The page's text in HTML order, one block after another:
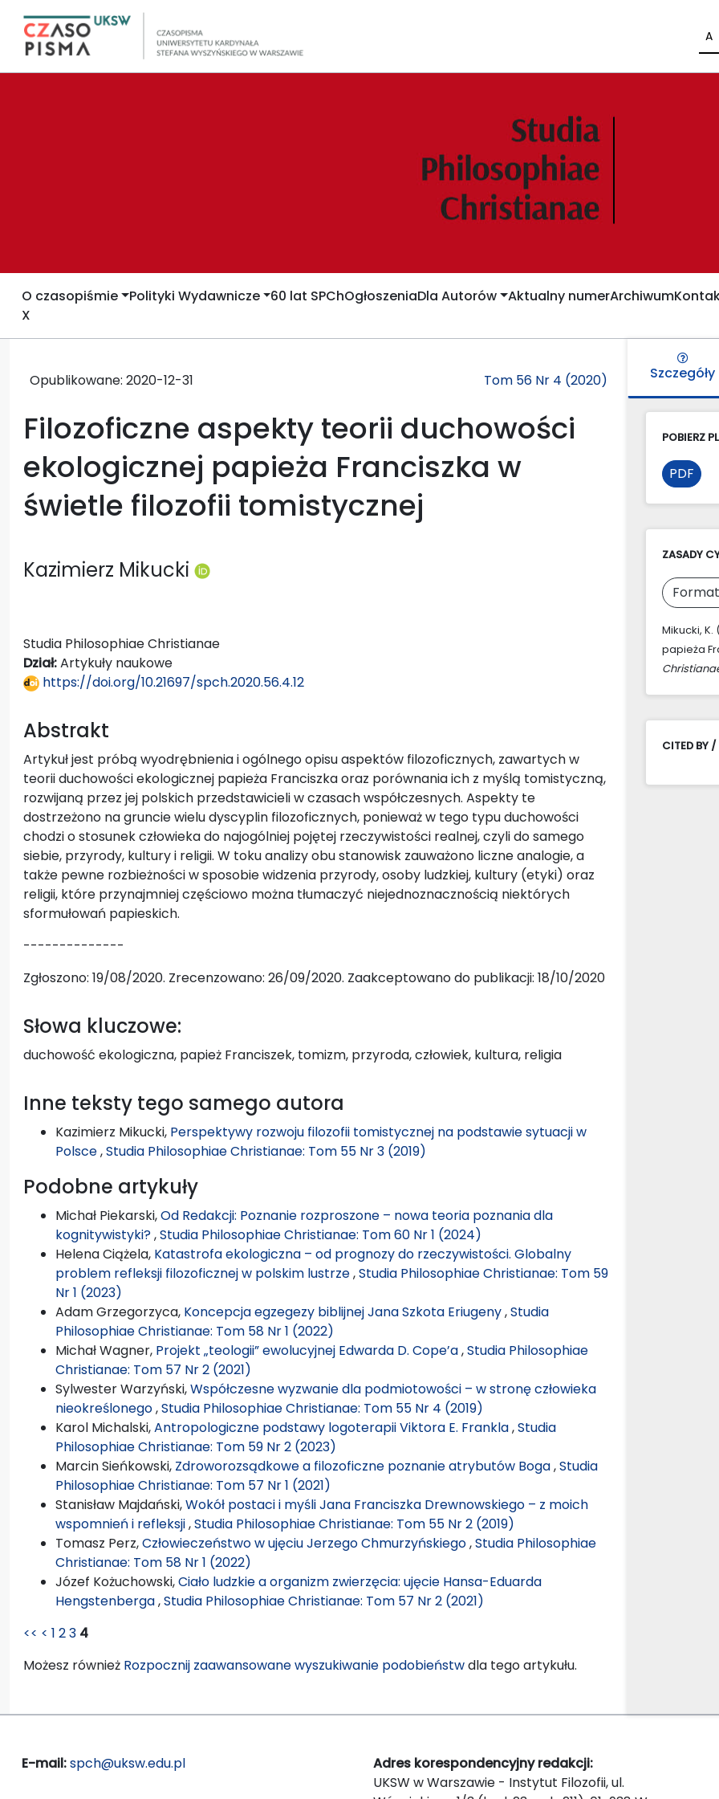
A
O czasopiśmie Polityki Wydawnicze 60 lat SPChOgłoszeniaDla Autorów Aktualny numerArchiwum
X
Opublikowane: 2020-12-31 Tom 56 Nr 4 (2020)
Filozoficzne aspekty teorii duchowości
ekologicznej papieża Franciszka w
świetle filozofii tomistycznej
Kazimierz Mikucki
Studia Philosophiae Christianae
Dział:Artykuły naukowe
https://doi.org/10.21697/spch.2020.56.4.12
Abstrakt
Artykuł jest próbą wyodrębnienia i ogólnego opisu aspektów filozoficznych, zawartych w
teorii duchowości ekologicznej papieża Franciszka oraz porównania ich z myślą tomistyczną,
rozwijaną przez jej polskich przedstawicieli w czasach współczesnych. Aspekty te
dostrzeżono na gruncie wielu dyscyplin filozoficznych, ponieważ w tego typu duchowości
chodzi o stosunek człowieka do najogólniej pojętej rzeczywistości realnej, czyli do samego
siebie, przyrody, kultury i religii. W toku analizy obu stanowisk zauważono liczne analogie, a
także pewne rozbieżności w sposobie widzenia przyrody, osoby ludzkiej, kultury (etyki) oraz
religii, które przynajmniej częściowo można tłumaczyć niejednoznacznością niektórych
sformułowań papieskich.
--------------
Zgłoszono: 19/08/2020. Zrecenzowano: 26/09/2020. Zaakceptowano do publikacji: 18/10/2020
Słowa kluczowe:
duchowość ekologiczna, papież Franciszek, tomizm, przyroda, człowiek, kultura, religia
Inne teksty tego samego autora
Kazimierz Mikucki, Perspektywy rozwoju filozofii tomistycznej na podstawie sytuacji w
Polsce,Studia Philosophiae Christianae: Tom 55 Nr 3 (2019)
Podobne artykuły
Michał Piekarski,Od Redakcji: Poznanie rozproszone – nowa teoria poznania dla
kognitywistyki?,Studia Philosophiae Christianae: Tom 60 Nr 1 (2024)
Helena Ciążela, Katastrofa ekologiczna – od prognozy do rzeczywistości. Globalny
problem refleksji filozoficznej w polskim lustrze,Studia Philosophiae Christianae: Tom 59
Nr 1 (2023)
Adam Grzegorzyca, Koncepcja egzegezy biblijnej Jana Szkota Eriugeny,Studia
Philosophiae Christianae: Tom 58 Nr 1 (2022)
Michał Wagner, Projekt „teologii” ewolucyjnej Edwarda D. Cope’a,Studia Philosophiae
Christianae: Tom 57 Nr 2 (2021)
Sylwester Warzyński,Współczesne wyzwanie dla podmiotowości – w stronę człowieka
nieokreślonego,Studia Philosophiae Christianae: Tom 55 Nr 4 (2019)
Karol Michalski,Antropologiczne podstawy logoterapii Viktora E. Frankla,Studia
Philosophiae Christianae: Tom 59 Nr 2 (2023)
Marcin Sieńkowski, Zdroworozsądkowe a filozoficzne poznanie atrybutów Boga,Studia
Philosophiae Christianae: Tom 57 Nr 1 (2021)
Stanisław Majdański,Wokół postaci i myśli Jana Franciszka Drewnowskiego – z moich
wspomnień i refleksji,Studia Philosophiae Christianae: Tom 55 Nr 2 (2019)
Tomasz Perz,Człowieczeństwo w ujęciu Jerzego Chmurzyńskiego,Studia Philosophiae
Christianae: Tom 58 Nr 1 (2022)
Józef Kożuchowski,Ciało ludzkie a organizm zwierzęcia: ujęcie Hansa-Eduarda
Hengstenberga,Studia Philosophiae Christianae: Tom 57 Nr 2 (2021)
<< < 1 23 4
Możesz również Rozpocznij zaawansowane wyszukiwanie podobieństwdla tego artykułu.
Szczegóły
POBIERZ
PDF
ZASADY
Mikucki,
papieża
CITED BY /
E-mail:spch@uksw.edu.pl
Adres korespondencyjny redakcji:
UKSW w Warszawie - Instytut Filozofii, ul.